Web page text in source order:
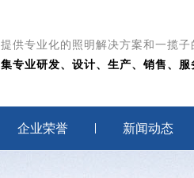
提供专业化的照明解决方案和一揽子
集专业研发、设计、生产、销售、服
企业荣誉 新闻动态